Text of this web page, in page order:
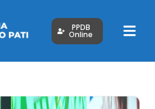
PPDB
Online